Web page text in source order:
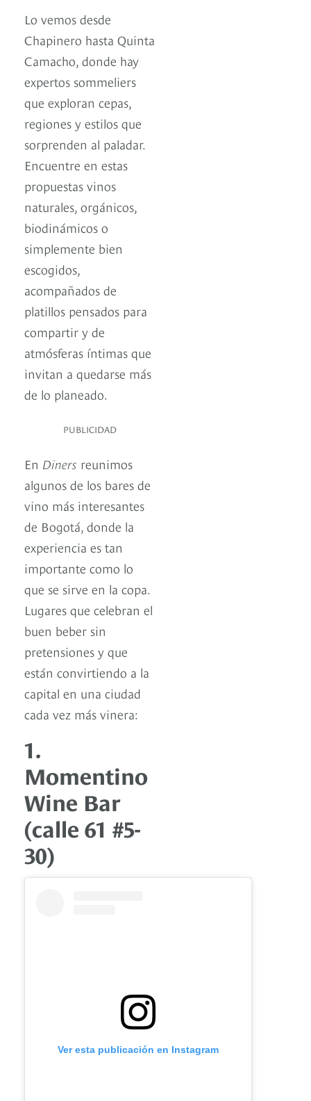
Lo vemos desde
Chapinero hasta Quinta
Camacho, donde hay
expertos sommeliers
que exploran cepas,
regiones y estilos que
sorprenden al paladar.
Encuentre en estas
propuestas vinos
naturales, orgánicos,
biodinámicos o
simplemente bien
escogidos,
acompañados de
platillos pensados para
compartir y de
atmósferas íntimas que
invitan a quedarse más
de lo planeado.
PUBLICIDAD
En Diners reunimos
algunos de los bares de
vino más interesantes
de Bogotá, donde la
experiencia es tan
importante como lo
que se sirve en la copa.
Lugares que celebran el
buen beber sin
pretensiones y que
están convirtiendo a la
capital en una ciudad
cada vez más vinera:
1.
Momentino
Wine Bar
(calle 61 #5-
30)
Ver esta publicación en Instagram